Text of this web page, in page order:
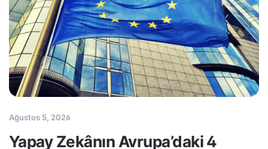
Ağustos 5, 2026
Yapay Zekânın Avrupa’daki 4